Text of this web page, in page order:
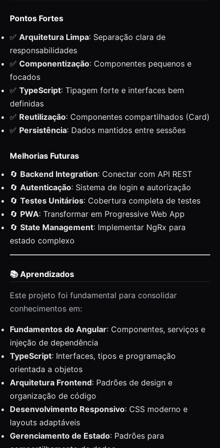
Pontos Fortes
✅ Arquitetura Limpa: Separação clara de
responsabilidades
✅ Componentização: Componentes pequenos e
focados
✅ TypeScript: Tipagem forte e interfaces bem
definidas
✅ Reutilização: Componentes compartilhados (Card)
✅ Persistência: Dados mantidos entre sessões
Melhorias Futuras
🔄 Backend Integration: Conectar com API REST
🔄 Autenticação: Sistema de login e autorização
🔄 Testes Unitários: Cobertura completa de testes
🔄 PWA: Transformar em Progressive Web App
🔄 State Management: Implementar NgRx para
estado complexo
📚 Aprendizados
Este projeto foi fundamental para consolidar
conhecimentos em:
Fundamentos do Angular: Componentes, serviços e
injeção de dependência
TypeScript: Interfaces, tipos e programação
orientada a objetos
Arquitetura Frontend: Padrões de design e
organização de código
Desenvolvimento Responsivo: CSS moderno e
layouts adaptáveis
Gerenciamento de Estado: Padrões para